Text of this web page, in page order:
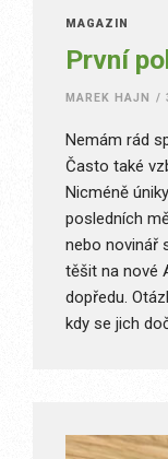
MAGAZÍN
První
MAREK HAJN /
Nemám rád
Často také
Nicméně
posledních
nebo novinář
těšit na nové
dopředu.
kdy se jich